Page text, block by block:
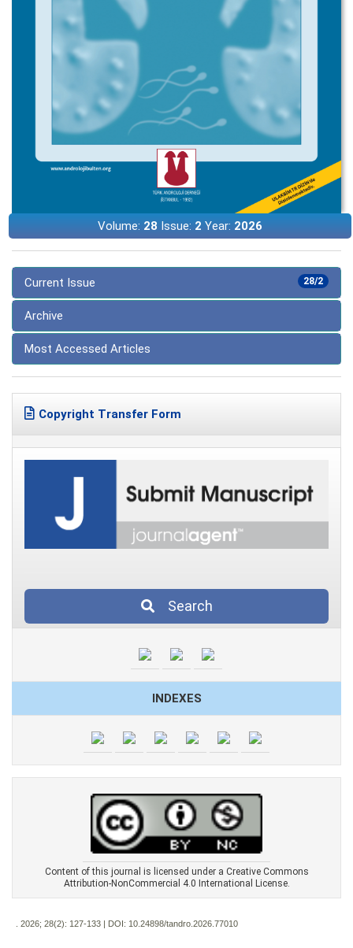
Volume: 28Issue: 2 Year: 2026
28/2
Current Issue
Archive
Most Accessed Articles
Copyright Transfer Form
Search
INDEXES
Content of this journal is licensed under a Creative Commons
Attribution-NonCommercial 4.0 International License.
. 2026; 28(2): 127-133 | DOI: 10.24898/tandro.2026.77010